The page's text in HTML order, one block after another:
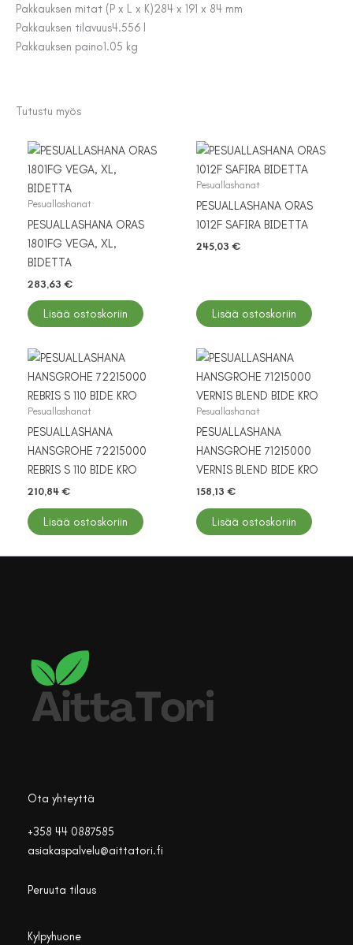
Pakkauksen mitat (P x L x K)284 x 191 x 84 mm
Pakkauksen tilavuus4.556 l
Pakkauksen paino1.05 kg
Tutustu myös
Pesuallashanat
PESUALLASHANA ORAS
1801FG VEGA, XL,
BIDETTA
283,63 €
Lisää ostoskoriin
Pesuallashanat
PESUALLASHANA ORAS
1012F SAFIRA BIDETTA
245,03 €
Lisää ostoskoriin
Pesuallashanat
PESUALLASHANA
HANSGROHE 72215000
REBRIS S 110 BIDE KRO
210,84 €
Lisää ostoskoriin
Pesuallashanat
PESUALLASHANA
HANSGROHE 71215000
VERNIS BLEND BIDE KRO
158,13 €
Lisää ostoskoriin
Ota yhteyttä
+358 44 0887585
asiakaspalvelu@aittatori.fi
Peruuta tilaus
Kylpyhuone